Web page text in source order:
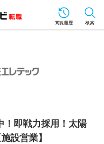
閲覧履歴 検索
！即戦力採用！太陽
設営業】